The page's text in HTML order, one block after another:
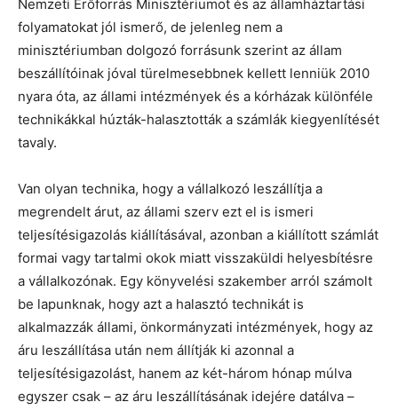
Nemzeti Erőforrás Minisztériumot és az államháztartási
folyamatokat jól ismerő, de jelenleg nem a
minisztériumban dolgozó forrásunk szerint az állam
beszállítóinak jóval türelmesebbnek kellett lenniük 2010
nyara óta, az állami intézmények és a kórházak különféle
technikákkal húzták-halasztották a számlák kiegyenlítését
tavaly.
Van olyan technika, hogy a vállalkozó leszállítja a
megrendelt árut, az állami szerv ezt el is ismeri
teljesítésigazolás kiállításával, azonban a kiállított számlát
formai vagy tartalmi okok miatt visszaküldi helyesbítésre
a vállalkozónak. Egy könyvelési szakember arról számolt
be lapunknak, hogy azt a halasztó technikát is
alkalmazzák állami, önkormányzati intézmények, hogy az
áru leszállítása után nem állítják ki azonnal a
teljesítésigazolást, hanem az két-három hónap múlva
egyszer csak – az áru leszállításának idejére datálva –